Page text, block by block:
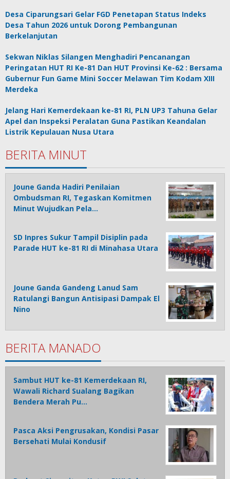
Desa Ciparungsari Gelar FGD Penetapan Status Indeks
Desa Tahun 2026 untuk Dorong Pembangunan
Berkelanjutan
Sekwan Niklas Silangen Menghadiri Pencanangan
Peringatan HUT RI Ke-81 Dan HUT Provinsi Ke-62 : Bersama
Gubernur Fun Game Mini Soccer Melawan Tim Kodam XIII
Merdeka
Jelang Hari Kemerdekaan ke-81 RI, PLN UP3 Tahuna Gelar
Apel dan Inspeksi Peralatan Guna Pastikan Keandalan
Listrik Kepulauan Nusa Utara
BERITA MINUT
Joune Ganda Hadiri Penilaian
Ombudsman RI, Tegaskan Komitmen
Minut Wujudkan Pela…
SD Inpres Sukur Tampil Disiplin pada
Parade HUT ke-81 RI di Minahasa Utara
Joune Ganda Gandeng Lanud Sam
Ratulangi Bangun Antisipasi Dampak El
Nino
BERITA MANADO
Sambut HUT ke-81 Kemerdekaan RI,
Wawali Richard Sualang Bagikan
Bendera Merah Pu…
Pasca Aksi Pengrusakan, Kondisi Pasar
Bersehati Mulai Kondusif